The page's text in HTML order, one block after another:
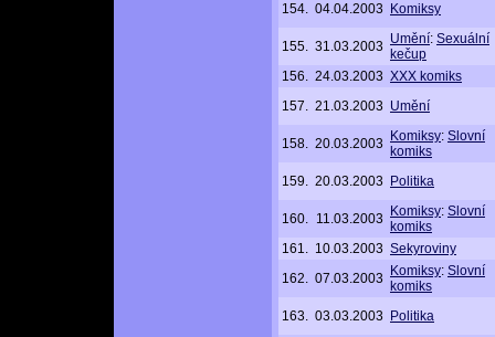
154. 04.04.2003 Komiksy
155. 31.03.2003 Umění: Sexuální
kečup
156. 24.03.2003 XXX komiks
157. 21.03.2003 Umění
158. 20.03.2003 Komiksy: Slovní
komiks
159. 20.03.2003 Politika
160. 11.03.2003 Komiksy: Slovní
komiks
161. 10.03.2003 Sekyroviny
162. 07.03.2003 Komiksy: Slovní
komiks
163. 03.03.2003 Politika